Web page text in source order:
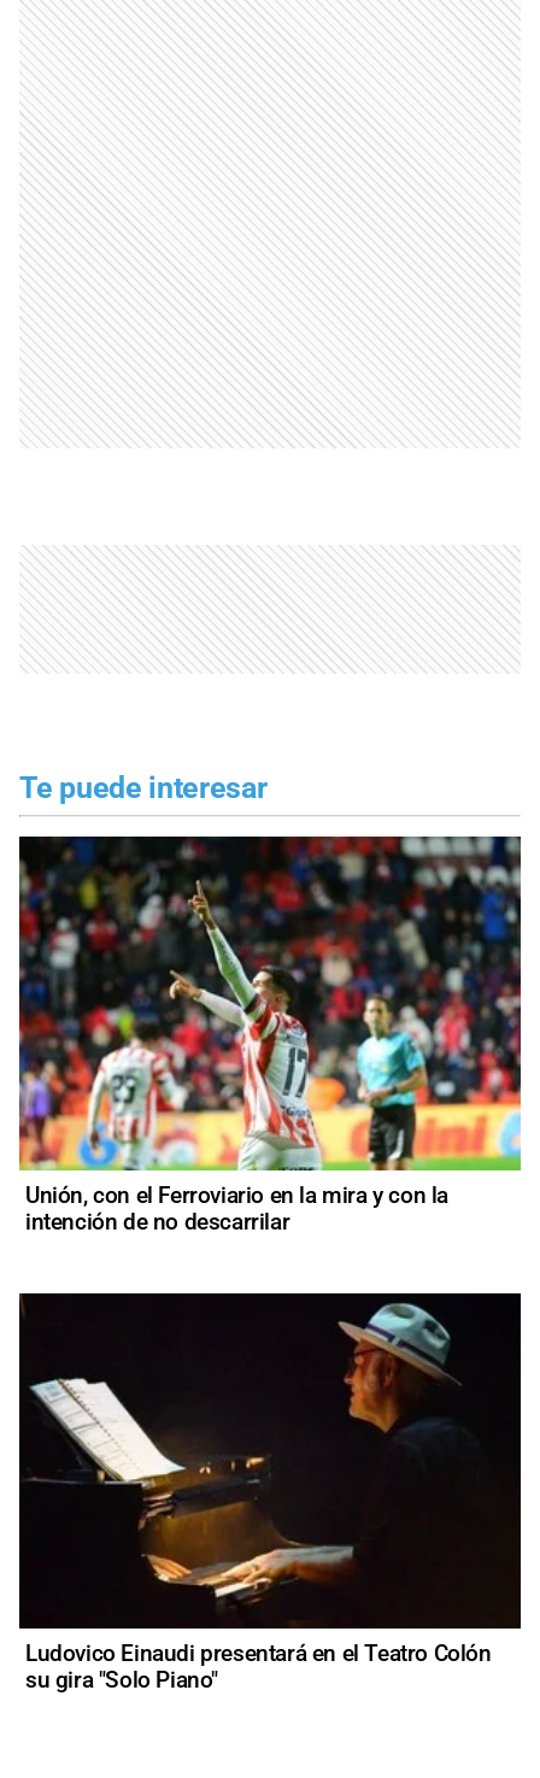
Te puede interesar
Unión, con el Ferroviario en la mira y con la
intención de no descarrilar
Ludovico Einaudi presentará en el Teatro Colón
su gira "Solo Piano"